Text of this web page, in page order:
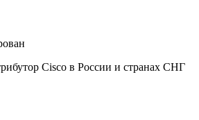
Cisco в России и странах СНГ